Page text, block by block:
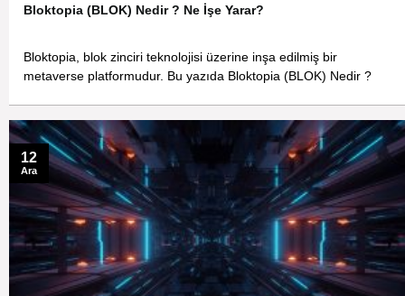
Bloktopia (BLOK) Nedir ? Ne İşe Yarar?
Bloktopia, blok zinciri teknolojisi üzerine inşa edilmiş bir
metaverse platformudur. Bu yazıda Bloktopia (BLOK) Nedir ?
12
Ara